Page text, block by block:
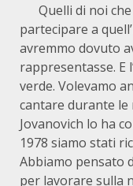
Quelli di noi che
partecipare a
avremmo dovuto
rappresentasse. E
verde. Volevamo
cantare durante le
Jovanovich lo ha
1978 siamo stati
Abbiamo pensato
per lavorare sulla